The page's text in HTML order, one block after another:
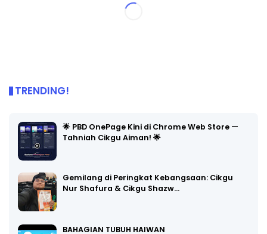
TRENDING!
🌟 PBD OnePage Kini di Chrome Web Store —
Tahniah Cikgu Aiman! 🌟
Gemilang di Peringkat Kebangsaan: Cikgu
Nur Shafura & Cikgu Shazw…
BAHAGIAN TUBUH HAIWAN